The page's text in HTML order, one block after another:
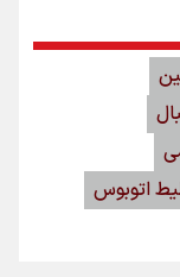
اتوبوس